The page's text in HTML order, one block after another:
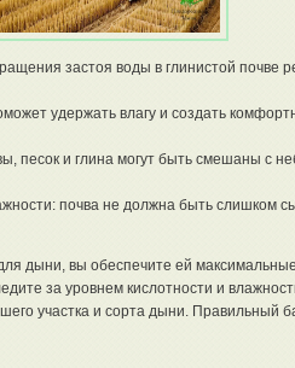
застоя воды в глинистой почве
удержать влагу и создать
песок и глина могут быть смешаны с
почва не должна быть слишком
дыни, вы обеспечите ей
за уровнем кислотности и
участка и сорта дыни. Правильный